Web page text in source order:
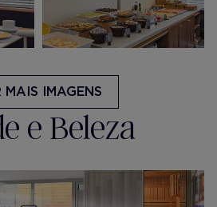
MAIS IMAGENS
e Beleza